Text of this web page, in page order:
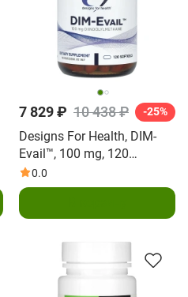
7 829 ₽ 10 438 ₽ -25%
Designs For Health, DIM-
Evail™, 100 mg, 120
Softgels
0.0